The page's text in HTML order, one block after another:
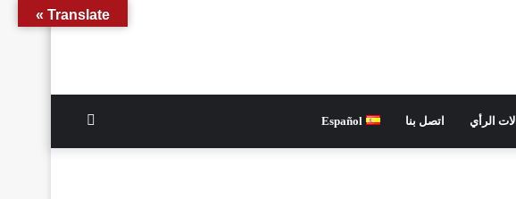
الرأي اتصل بنا Español
Translate »